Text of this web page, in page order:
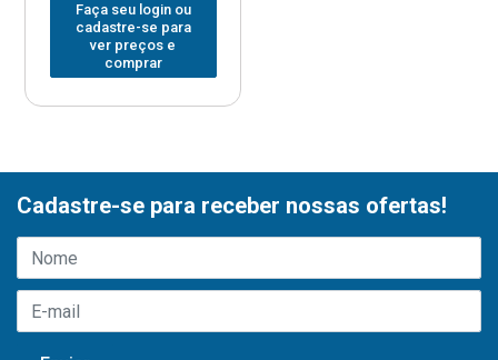
Faça seu login ou
cadastre-se para
ver preços e
comprar
Cadastre-se para receber nossas ofertas!